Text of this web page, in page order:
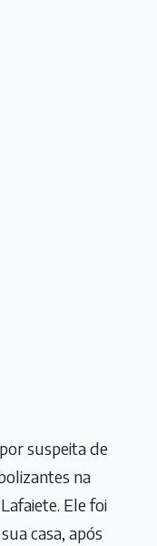
suspeita de
na
Ele foi
casa, após